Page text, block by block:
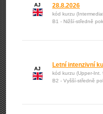
AJ
28.8.2026
kód kurzu
B1 - Nižší-středně
AJ
Letní intenzivní
kód kurzu (Upper-Int.
B2 - Vyšší-středně